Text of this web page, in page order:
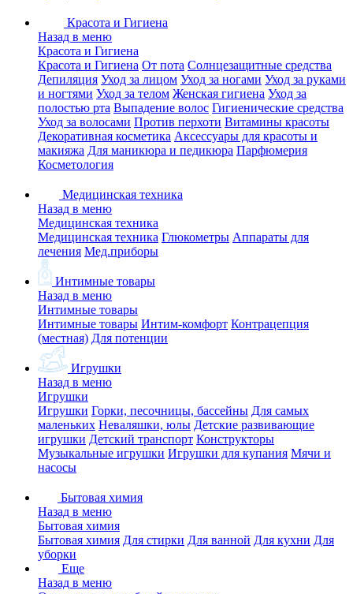
Красота и Гигиена
Назад в меню
Красота и Гигиена
Красота и Гигиена От пота Солнцезащитные средства
Депиляция Уход за лицом Уход за ногами Уход за руками
и ногтями Уход за телом Женская гигиена Уход за
полостью рта Выпадение волос Гигиенические средства
Уход за волосами Против перхоти Витамины красоты
Декоративная косметика Аксессуары для красоты и
макияжа Для маникюра и педикюра Парфюмерия
Косметология
Медицинская техника
Назад в меню
Медицинская техника
Медицинская техника Глюкометры Аппараты для
лечения Мед.приборы
Интимные товары
Назад в меню
Интимные товары
Интимные товары Интим-комфорт Контрацепция
(местная) Для потенции
Игрушки
Назад в меню
Игрушки
Игрушки Горки, песочницы, бассейны Для самых
маленьких Неваляшки, юлы Детские развивающие
игрушки Детский транспорт Конструкторы
Музыкальные игрушки Игрушки для купания Мячи и
насосы
Бытовая химия
Назад в меню
Бытовая химия
Бытовая химия Для стирки Для ванной Для кухни Для
уборки
Еще
Назад в меню